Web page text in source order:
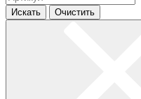
Искать Очистить